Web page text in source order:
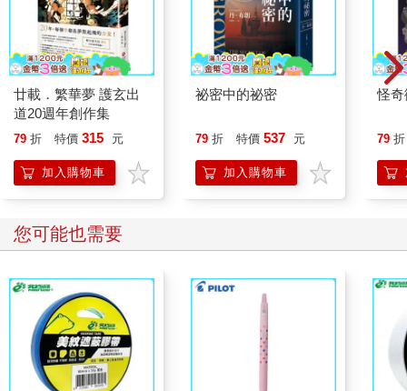
廿載．繁華夢 護玄出
道20週年創作集
79 折 特價 315 元
加入購物車
祕密中的祕密
79 折 特價 537 元
加入購物車
怪
79 折
您可能也需要